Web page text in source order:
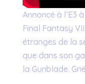
Annoncé à l’E3
Final Fantasy
étranges de la
que dans son
la Gunblade.